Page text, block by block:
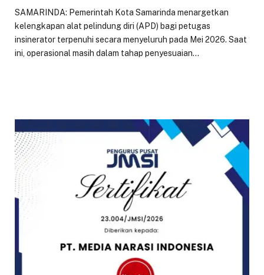
SAMARINDA: Pemerintah Kota Samarinda menargetkan
kelengkapan alat pelindung diri (APD) bagi petugas
insinerator terpenuhi secara menyeluruh pada Mei 2026. Saat
ini, operasional masih dalam tahap penyesuaian…